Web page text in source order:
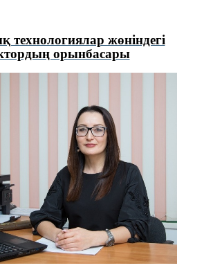
технологиялар жөніндегі
орынбасары